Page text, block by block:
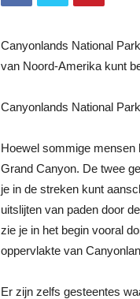
Canyonlands National
van Noord-Amerika kunt
Canyonlands National Park
Hoewel sommige mensen
Grand Canyon. De twee
je in de streken kunt
uitslijten van paden door
zie je in het begin vooral
oppervlakte van
Er zijn zelfs gesteentes